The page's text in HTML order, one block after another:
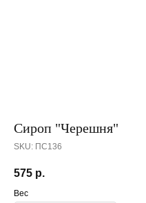
Сироп "Черешня"
SKU: ПС136
575 р.
Вес